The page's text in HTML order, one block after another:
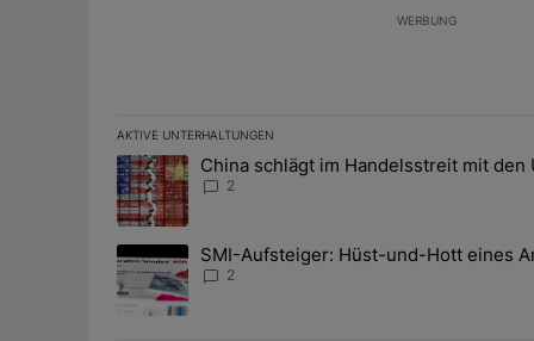
WERBUNG
AKTIVE UNTERHALTUNGEN
Das Folgende ist eine Liste der am meisten
Ein Trendartikel mit dem Titel "China schlägt im
China schlägt im Handelsstreit mit den
2
Ein Trendartikel mit dem Titel "SMI-Aufsteiger: Hüst-
SMI-Aufsteiger: Hüst-und-Hott eines
2